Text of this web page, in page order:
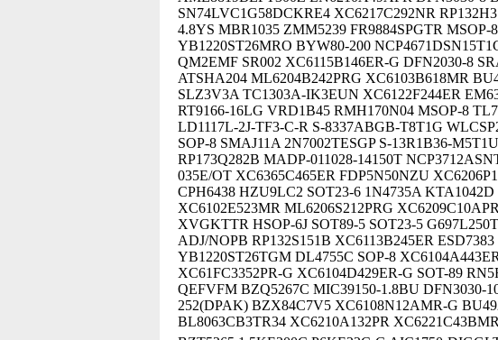
SN74LVC1G58DCKRE4 XC6217C292NR
4.8YS MBR1035 ZMM5239 FR9884SPGTR
YB1220ST26MRO BYW80-200
QM2EMF SR002 XC6115B146ER-G DFN2030-8
ATSHA204 ML6204B242PRG XC6103B618MR
SLZ3V3A TC1303A-IK3EUN XC6122F244ER
RT9166-16LG VRD1B45 RMH170N04 MSOP-8
LD1117L-2J-TF3-C-R S-8337ABGB-T8T1G
SOP-8 SMAJ11A 2N7002TESGP S-13R1B36-
RP173Q282B MADP-011028-14150T
035E/OT XC6365C465ER FDP5N50NZU
CPH6438 HZU9LC2 SOT23-6 1N4735A
XC6102E523MR ML6206S212PRG
XVGKTTR HSOP-6J SOT89-5 SOT23-5
ADJ/NOPB RP132S151B XC6113B245ER
YB1220ST26TGM DL4755C SOP-8
XC61FC3352PR-G XC6104D429ER-G SOT-89
QEFVFM BZQ5267C MIC39150-1.8BU DFN3030-
252(DPAK) BZX84C7V5 XC6108N12AMR-G
BL8063CB3TR34 XC6210A132PR